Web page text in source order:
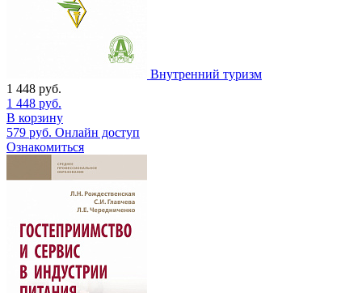
Внутренний туризм
1 448 руб.
1 448 руб.
В корзину
579 руб. Онлайн доступ
Ознакомиться